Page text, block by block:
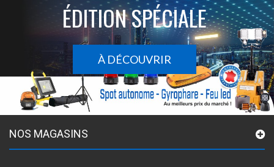
ÉDITION SPÉCIALE
À DÉCOUVRIR
NOS MAGASINS